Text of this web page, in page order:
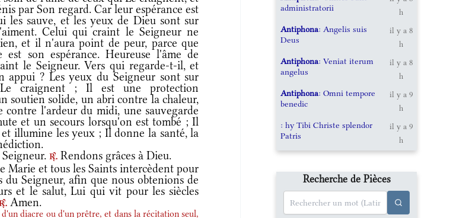
par Son regard. Car leur espérance est
les sauve, et les yeux de Dieu sont sur
Celui qui craint le Seigneur ne
et il n'aura point de peur, parce que
est son espérance. Heureuse l'âme de
le Seigneur. Vers qui regarde-t-il, et
appui ? Les yeux du Seigneur sont sur
craignent ; Il est une protection
soutien solide, un abri contre la chaleur,
contre l'ardeur du midi, une sauvegarde
et un secours lorsqu'on est tombé ; Il
illumine les yeux ; Il donne la santé, la
r. Rendons grâces à Dieu.
Marie et tous les Saints intercèdent pour
du Seigneur, afin que nous obtenions de
et le salut, Lui qui vit pour les siècles
Amen.
diacre ou d'un prêtre, et dans la récitation seul,
administratorii
h
Antiphona: Angelis suis
Deus
il y a 8
h
Antiphona: Veniat iterum
angelus
il y a 8
h
Antiphona: Omni tempore
benedic
il y a 9
h
: hy Tibi Christe splendor
Patris
il y a 9
h
Recherche de Pièces